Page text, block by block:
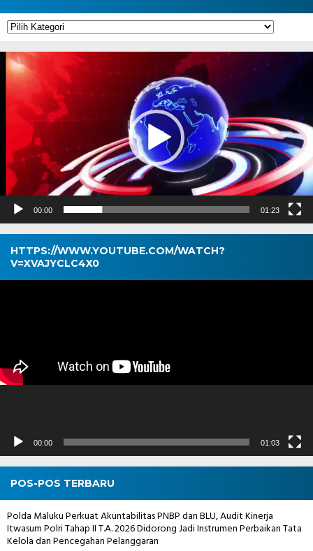
Kategori
Pemutar
Video
00:00 01:23
HTTPS://WWW.YOUTUBE.COM/WATCH?
V=XVAJYCLC4X0
Pemutar
00:00 01:03
POS-POS TERBARU
Polda Maluku Perkuat Akuntabilitas PNBP dan BLU, Audit Kinerja
Itwasum Polri Tahap II T.A. 2026 Didorong Jadi Instrumen Perbaikan Tata
Kelola dan Pencegahan Pelanggaran